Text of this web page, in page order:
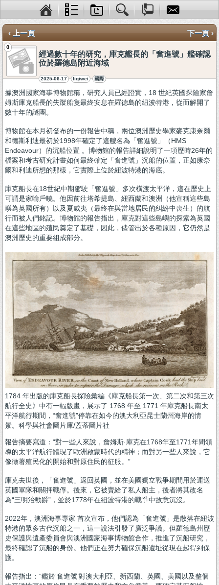
‹ 上一頁 下一頁 ›
0
經過數十年的研究，庫克艦長的「奮進號」艦確認
位於羅德島附近海域
2025-06-17 liqiwei 國際
據澳洲國家海事博物館稱，研究人員已經證實，18 世紀英國探險家詹
姆斯庫克船長的失蹤船隻最終安息在羅德島的紐波特港，從而解開了
數十年的謎團。
博物館在本月初發布的一份報告中稱，兩位澳洲歷史學家麥克康奈爾
和德斯利迪最初於1998年確定了這艘名為「奮進號」（HMS
Endeavour）的沉船位置 。博物館的報告詳細說明了一項歷時26年的
檔案和考古研究計畫如何最終確定「奮進號」沉船的位置，正如康奈
爾和利迪所想的那樣，它實際上位於紐波特港的海底。
庫克船長在18世紀中期駕駛「奮進號」多次橫渡太平洋，這在歷史上
可謂是家喻戶曉。他因前往塔希提島、紐西蘭和澳洲（他宣稱這些島
嶼為英國所有）以及夏威夷（最終在與當地居民的糾紛中喪生）的航
行而被人們銘記。博物館的報告指出，庫克對這些島嶼的探索為英國
在這些地區的殖民奠定了基礎，因此，儘管出於各種原因，它仍然是
澳洲歷史的重要組成部分。
1784 年出版的庫克船長探險彙編《庫克船長第一次、第二次和第三次
航行全史》中有一幅版畫，展示了 1768 年至 1771 年庫克船長南太
平洋航行期間，“奮進號”停靠在如今的澳大利亞昆士蘭州海岸的情
景。科學與社會圖片庫/蓋蒂圖片社
報告摘要寫道：“對一些人來說，詹姆斯·庫克在1768年至1771年間領
導的太平洋航行體現了歐洲啟蒙時代的精神；而對另一些人來說，它
像徵著殖民化的開始和對原住民的征服。”
庫克去世後，「奮進號」返回英國，並在美國獨立戰爭期間用於運送
英國軍隊和關押戰俘。後來，它被賣給了私人船主，後者將其改名
為“三明治勳爵”，並於1778年在紐波特港的戰爭中故意沉沒。
2022年，澳洲海事專家 首次宣布，他們認為「奮進號」是散落在紐波
特港的眾多古代沉船之一，這一說法引發了廣泛爭議。但羅德島州歷
史保護與遺產委員會與澳洲國家海事博物館合作，推進了沉船研究，
最終確認了沉船的身份。他們正在努力確保沉船遺址從現在起得到保
護。
報告指出：“鑑於‘奮進號’對澳大利亞、新西蘭、英國、美國以及整個